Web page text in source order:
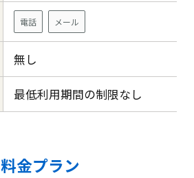
電話 メール
無し
最低利用期間の制限なし
料金プラン